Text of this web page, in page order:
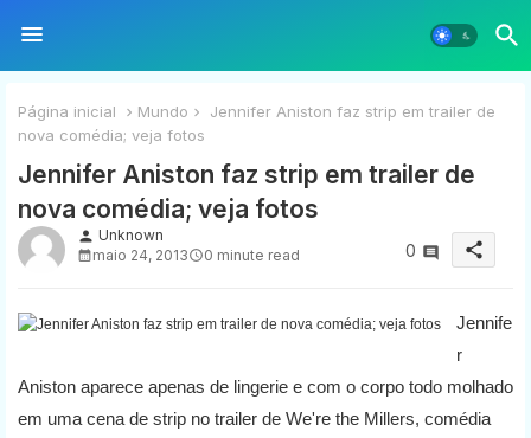
Página inicial Mundo
Jennifer Aniston faz strip em trailer de
nova comédia; veja fotos
Jennifer Aniston faz strip em trailer de
nova comédia; veja fotos
person Unknown
maio 24, 2013
0 minute read 0 share
Jennife
r
Aniston aparece apenas de lingerie e com o corpo todo molhado
em uma cena de strip no trailer de We're the Millers, comédia